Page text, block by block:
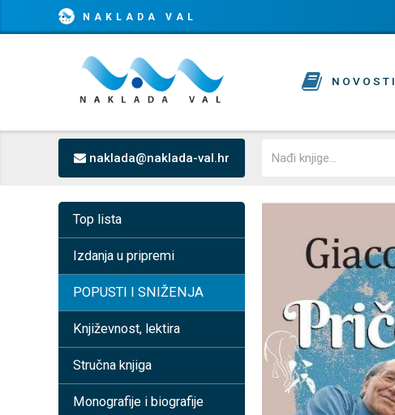
NAKLADA VAL
NOVOSTI
naklada@naklada-val.hr
Top lista
Izdanja u pripremi
POPUSTI I SNIŽENJA
Književnost, lektira
Stručna knjiga
Monografije i biografije